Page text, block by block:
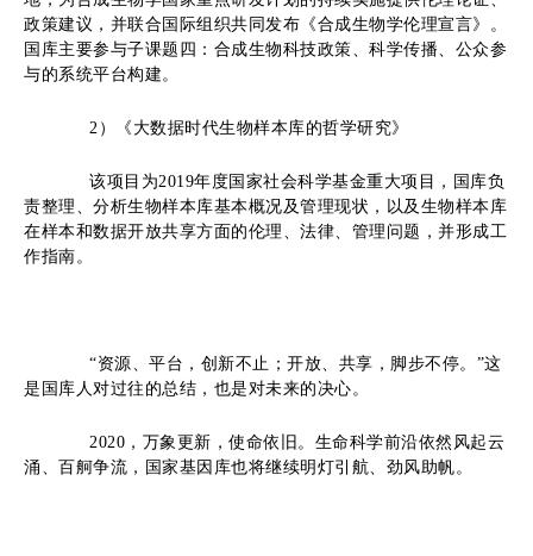
政策建议，并联合国际组织共同发布《合成生物学伦理宣言》。
国库主要参与子课题四：合成生物科技政策、科学传播、公众参
与的系统平台构建。
2 ） 《大数据时代生物样本库的哲学研究》
该项目为2019年度国家社会科学基金重大项目，国库负
责整理、分析生物样本库基本概况及管理现状，以及生物样本库
在样本和数据开放共享方面的伦理、法律、管理问题，并形成工
作指南。
“资源、平台，创新不止；开放、共享，脚步不停。”这
是国库人对过往的总结，也是对未来的决心。
2020，万象更新，使命依旧 。 生命科学前沿依然风起云
涌、百舸争流 ， 国家基因库也将继续明灯引航、劲风助帆。